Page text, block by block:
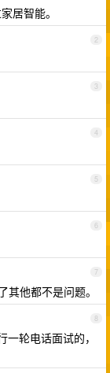
居智能。
2
3
4
5
6
7
他都不是问题。
8
轮电话面试的，